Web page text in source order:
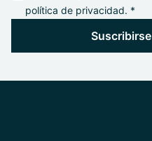
política de privacidad. *